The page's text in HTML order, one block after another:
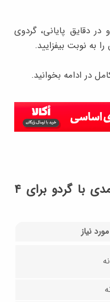
دقایق پایانی، گردوی
به نوبت بیفزایید.
در ادامه بخوانید.
مواد لازم برای مربای گل محمدی با گردو برای ۴
نیاز